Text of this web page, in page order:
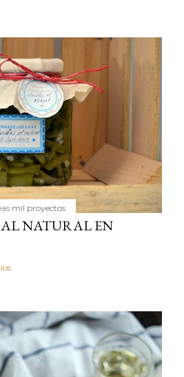
mil proyectos
AL NATURAL EN